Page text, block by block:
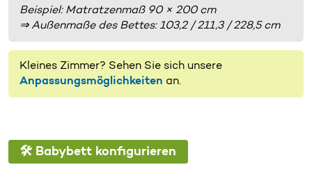
Beispiel: Matratzenmaß 90 × 200 cm
⇒ Außenmaße des Bettes: 103,2 / 211,3 / 228,5 cm
Kleines Zimmer? Sehen Sie sich unsere
Anpassungsmöglichkeiten an.
🛠️ Babybett konfigurieren